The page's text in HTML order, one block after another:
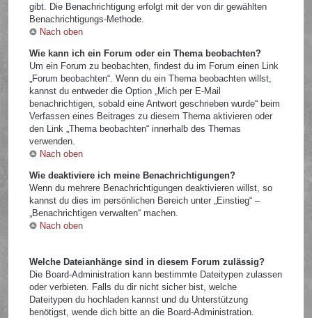
gibt. Die Benachrichtigung erfolgt mit der von dir gewählten
Benachrichtigungs-Methode.
Nach oben
Wie kann ich ein Forum oder ein Thema beobachten?
Um ein Forum zu beobachten, findest du im Forum einen Link
„Forum beobachten“. Wenn du ein Thema beobachten willst,
kannst du entweder die Option „Mich per E-Mail
benachrichtigen, sobald eine Antwort geschrieben wurde“ beim
Verfassen eines Beitrages zu diesem Thema aktivieren oder
den Link „Thema beobachten“ innerhalb des Themas
verwenden.
Nach oben
Wie deaktiviere ich meine Benachrichtigungen?
Wenn du mehrere Benachrichtigungen deaktivieren willst, so
kannst du dies im persönlichen Bereich unter „Einstieg“ –
„Benachrichtigen verwalten“ machen.
Nach oben
Welche Dateianhänge sind in diesem Forum zulässig?
Die Board-Administration kann bestimmte Dateitypen zulassen
oder verbieten. Falls du dir nicht sicher bist, welche
Dateitypen du hochladen kannst und du Unterstützung
benötigst, wende dich bitte an die Board-Administration.